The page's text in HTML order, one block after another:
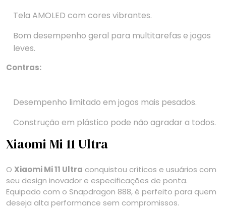
Tela AMOLED com cores vibrantes.
Bom desempenho geral para multitarefas e jogos
leves.
Contras:
Desempenho limitado em jogos mais pesados.
Construção em plástico pode não agradar a todos.
Xiaomi Mi 11 Ultra
O Xiaomi Mi 11 Ultra conquistou críticos e usuários com
seu design inovador e especificações de ponta.
Equipado com o Snapdragon 888, é perfeito para quem
deseja alta performance sem compromissos.